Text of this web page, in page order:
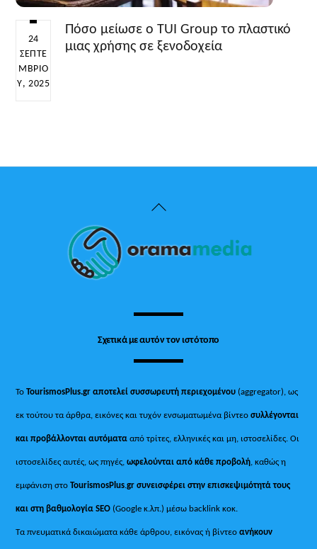
24
ΣΕΠΤΕ
ΜΒΡΊΟ
Υ, 2025
Πόσο μείωσε ο TUI Group το πλαστικό
μιας χρήσης σε ξενοδοχεία
Back
Top
Σχετικά με αυτόν τον ιστότοπο
ΤοTourismosPlus.gr αποτελεί συσσωρευτή περιεχομένου (aggregator), ως
εκ τούτου τα άρθρα, εικόνες και τυχόν ενσωματωμένα βίντεοσυλλέγονται
και προβάλλονται αυτόματααπό τρίτες, ελληνικές και μη, ιστοσελίδες. Οι
ιστοσελίδες αυτές, ως πηγές,ωφελούνται από κάθε προβολή, καθώς η
εμφάνιση στοTourismosPlus.gr συνεισφέρει στην επισκεψιμότητά τους
και στη βαθμολογία SEO (Google κ.λπ.) μέσω backlink κοκ.
Τα πνευματικά δικαιώματα κάθε άρθρου, εικόνας ή βίντεοανήκουν